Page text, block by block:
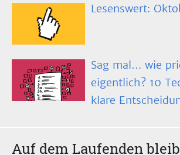
Lesenswert:
Sag mal… wie
eigentlich? 10
klare
Auf dem Laufenden